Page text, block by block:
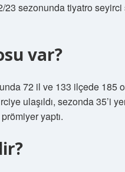
23 sezonunda tiyatro seyirci
var?
72 il ve 133 ilçede 185
ulaşıldı, sezonda 35’i
yaptı.